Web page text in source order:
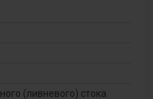
(ливневого) стока